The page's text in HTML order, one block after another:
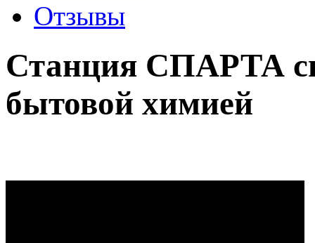
Отзывы
Станция СПАРТА
бытовой химией